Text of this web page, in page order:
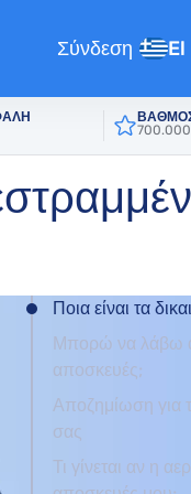
Σύνδεση El
700.000
Ποια είναι τα
Μπορώ να λάβω
αποσκευές;
Αποζημίωση για
σας
Τι γίνεται αν η